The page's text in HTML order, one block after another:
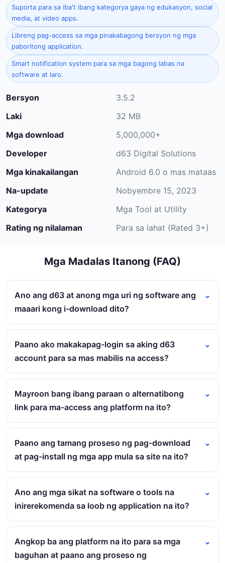
Suporta para sa iba't ibang kategorya gaya ng edukasyon, social
media, at video apps.
Libreng pag-access sa mga pinakabagong bersyon ng mga
paboritong application.
Smart notification system para sa mga bagong labas na
software at laro.
Bersyon
3.5.2
Laki
32 MB
Mga download
5,000,000+
Developer
d63 Digital Solutions
Mga kinakailangan
Android 6.0 o mas mataas
Na-update
Nobyembre 15, 2023
Kategorya
Mga Tool at Utility
Rating ng nilalaman
Para sa lahat (Rated 3+)
Mga Madalas Itanong (FAQ)
Ano ang d63 at anong mga uri ng software ang
maaari kong i-download dito?
Paano ako makakapag-login sa aking d63
account para sa mas mabilis na access?
Mayroon bang ibang paraan o alternatibong
link para ma-access ang platform na ito?
Paano ang tamang proseso ng pag-download
at pag-install ng mga app mula sa site na ito?
Ano ang mga sikat na software o tools na
inirerekomenda sa loob ng application na ito?
Angkop ba ang platform na ito para sa mga
baguhan at paano ang proseso ng